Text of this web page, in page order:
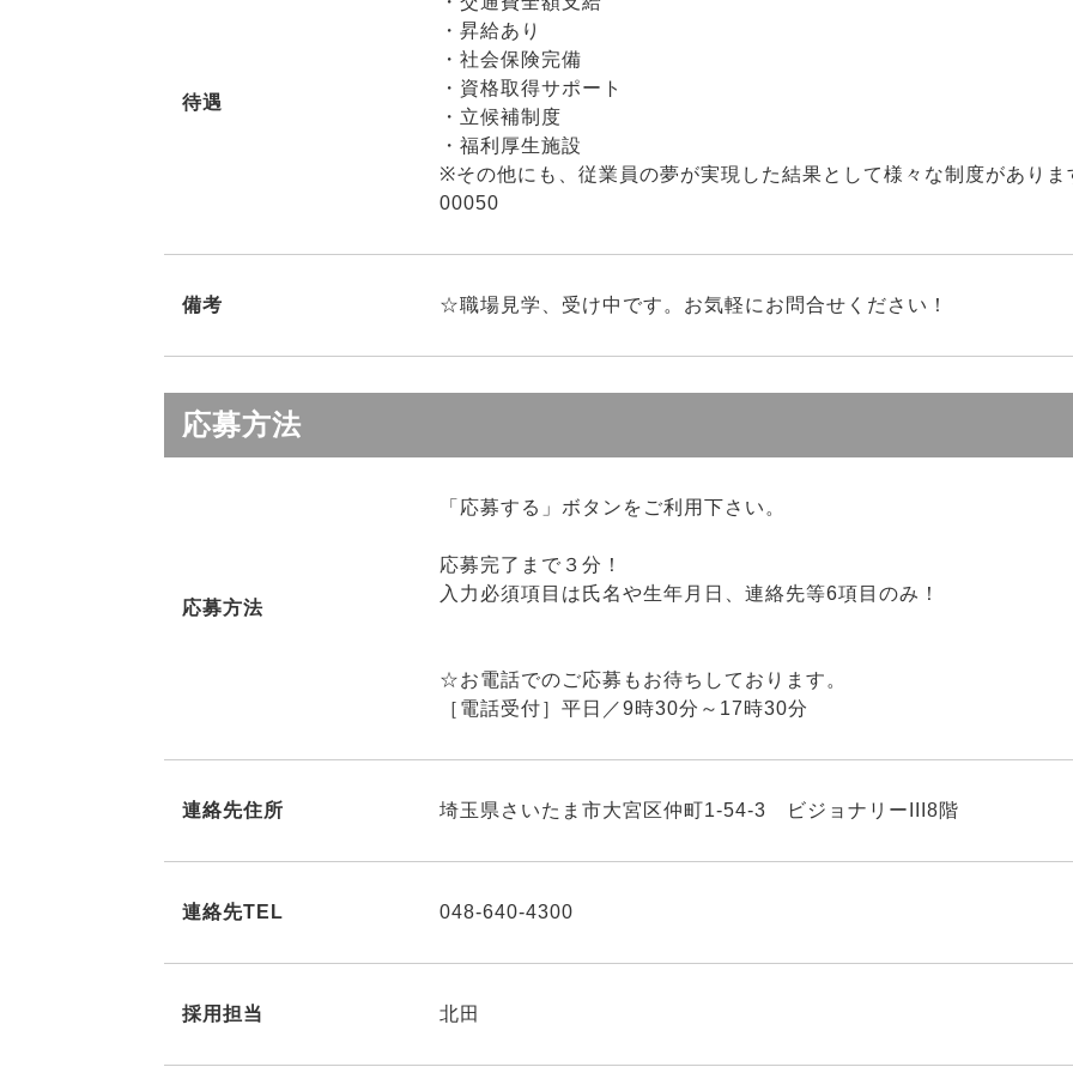
待遇
・昇給あり
・社会保険完備
・資格取得サポート
・立候補制度
・福利厚生施設
※その他にも、従業員の夢が実現した結果として様々な制度がありま
00050
備考 ☆職場見学、受け中です。お気軽にお問合せください！
応募方法
応募方法
「応募する」ボタンをご利用下さい。
応募完了まで３分！
入力必須項目は氏名や生年月日、連絡先等6項目のみ！
☆お電話でのご応募もお待ちしております。
［電話受付］平日／9時30分～17時30分
連絡先住所 埼玉県さいたま市大宮区仲町1-54-3 ビジョナリーIII8階
連絡先TEL 048-640-4300
採用担当 北田